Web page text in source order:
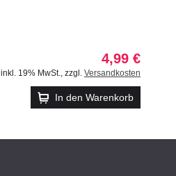
4,99 €
inkl. 19% MwSt. zzgl. Versandkosten
In den Warenkorb